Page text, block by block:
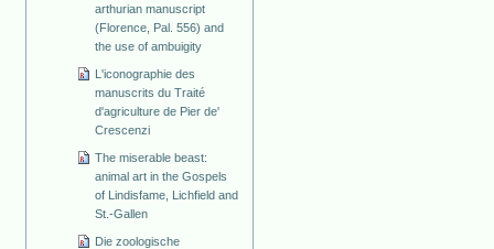
arthurian manuscript
(Florence, Pal. 556) and
the use of ambuigity
L'iconographie des
manuscrits du Traité
d'agriculture de Pier de'
Crescenzi
The miserable beast:
animal art in the Gospels
of Lindisfame, Lichfield and
St.-Gallen
Die zoologische